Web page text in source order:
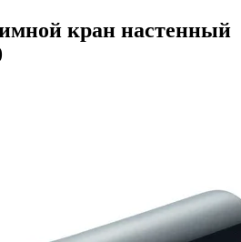
кран настенный